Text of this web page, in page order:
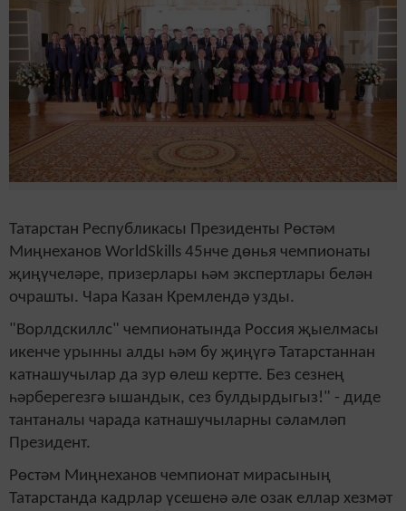
Татарстан Республикасы Президенты Рөстәм
Миңнеханов WorldSkills 45нче дөнья чемпионаты
җиңүчеләре, призерлары һәм экспертлары белән
очрашты. Чара Казан Кремлендә узды.
"Ворлдскиллс" чемпионатында Россия җыелмасы
икенче урынны алды һәм бу җиңүгә Татарстаннан
катнашучылар да зур өлеш кертте. Без сезнең
һәрберегезгә ышандык, сез булдырдыгыз!" - диде
тантаналы чарада катнашучыларны сәламләп
Президент.
Рөстәм Миңнеханов чемпионат мирасының
Татарстанда кадрлар үсешенә әле озак еллар хезмәт